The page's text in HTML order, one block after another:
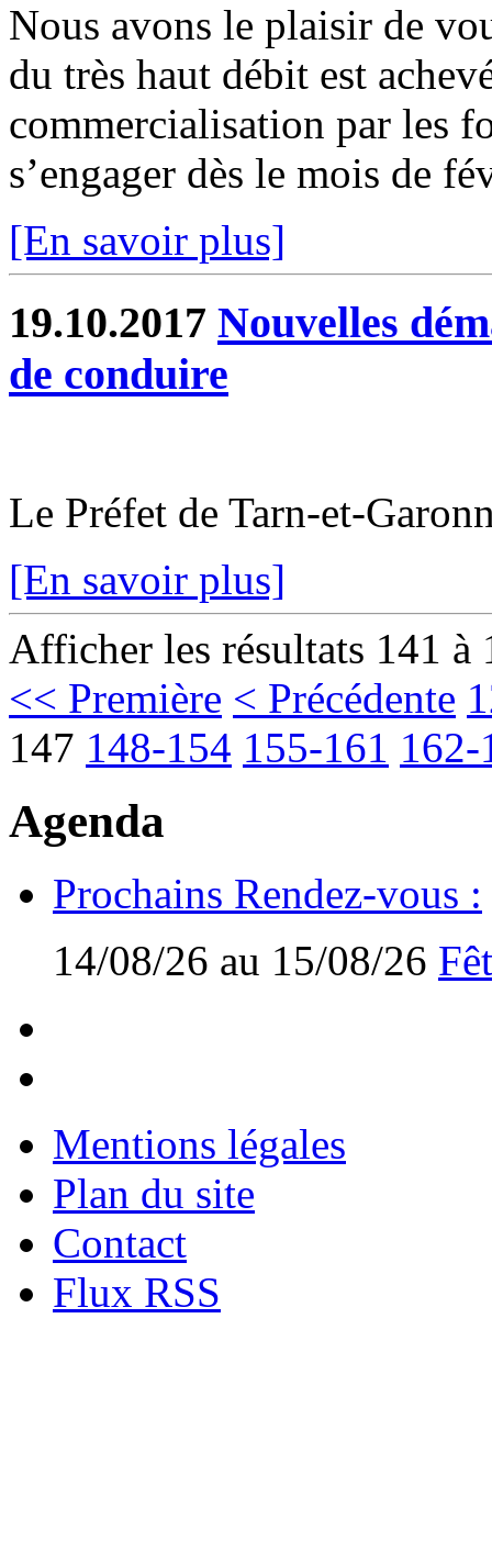
Nous avons le plaisir de
du très haut débit est
commercialisation par les
s’engager dès le mois de
[En savoir plus]
19.10.2017 Nouvelles
de conduire
Le Préfet de Tarn-et-
[En savoir plus]
Afficher les résultats 141 à
<< Première < Précédente
147 148-154 155-161 162-
Agenda
Prochains Rendez-vous :
14/08/26 au 15/08/26
Mentions légales
Plan du site
Contact
Flux RSS